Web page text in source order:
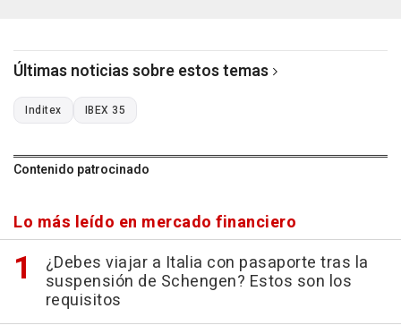
Últimas noticias sobre estos temas
Inditex IBEX 35
Contenido patrocinado
Lo más leído en mercado financiero
¿Debes viajar a Italia con pasaporte tras la
suspensión de Schengen? Estos son los
requisitos